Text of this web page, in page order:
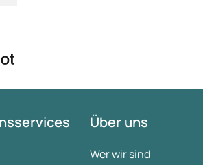
Über uns
Wer wir sind